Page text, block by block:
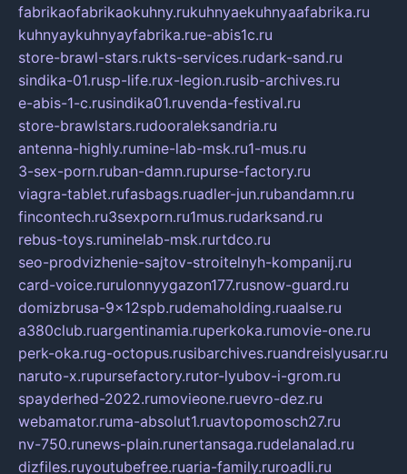
fabrikaofabrikaokuhny.rukuhnyaekuhnyaafabrika.ru
kuhnyaykuhnyayfabrika.rue-abis1c.ru
store-brawl-stars.rukts-services.rudark-sand.ru
sindika-01.rusp-life.rux-legion.rusib-archives.ru
e-abis-1-c.rusindika01.ruvenda-festival.ru
store-brawlstars.rudooraleksandria.ru
antenna-highly.rumine-lab-msk.ru1-mus.ru
3-sex-porn.ruban-damn.rupurse-factory.ru
viagra-tablet.rufasbags.ruadler-jun.rubandamn.ru
fincontech.ru3sexporn.ru1mus.rudarksand.ru
rebus-toys.ruminelab-msk.rurtdco.ru
seo-prodvizhenie-sajtov-stroitelnyh-kompanij.ru
card-voice.rurulonnyygazon177.rusnow-guard.ru
domizbrusa-9x12spb.rudemaholding.ruaalse.ru
a380club.ruargentinamia.ruperkoka.rumovie-one.ru
perk-oka.rug-octopus.rusibarchives.ruandreislyusar.ru
naruto-x.rupursefactory.rutor-lyubov-i-grom.ru
spayderhed-2022.rumovieone.ruevro-dez.ru
webamator.ruma-absolut1.ruavtopomosch27.ru
nv-750.runews-plain.runertansaga.rudelanalad.ru
dizfiles.ruyoutubefree.ruaria-family.ruroadli.ru